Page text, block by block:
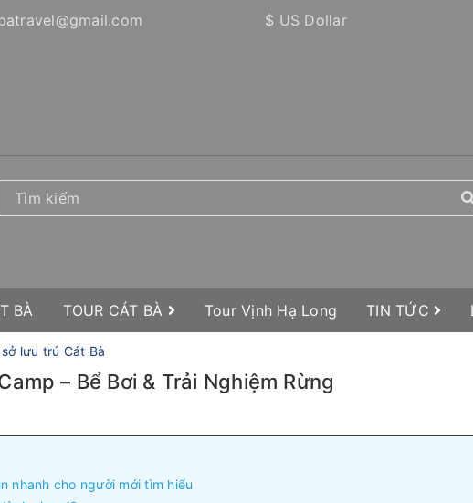
$ US Dollar
BÀ TOUR CÁT BÀ Tour Vịnh Hạ Long TIN TỨC
lưu trú Cát Bà
– Bể Bơi & Trải Nghiệm Rừng
nhanh cho người mới tìm hiểu